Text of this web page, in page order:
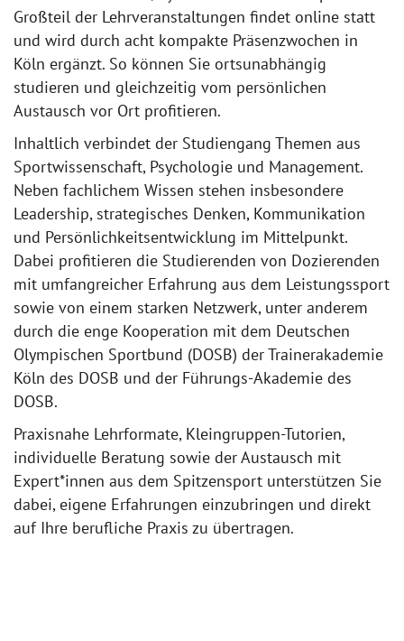
Großteil der Lehrveranstaltungen findet online statt
und wird durch acht kompakte Präsenzwochen in
Köln ergänzt. So können Sie ortsunabhängig
studieren und gleichzeitig vom persönlichen
Austausch vor Ort profitieren.
Inhaltlich verbindet der Studiengang Themen aus
Sportwissenschaft, Psychologie und Management.
Neben fachlichem Wissen stehen insbesondere
Leadership, strategisches Denken, Kommunikation
und Persönlichkeitsentwicklung im Mittelpunkt.
Dabei profitieren die Studierenden von Dozierenden
mit umfangreicher Erfahrung aus dem Leistungssport
sowie von einem starken Netzwerk, unter anderem
durch die enge Kooperation mit dem Deutschen
Olympischen Sportbund (DOSB) der Trainerakademie
Köln des DOSB und der Führungs-Akademie des
DOSB.
Praxisnahe Lehrformate, Kleingruppen-Tutorien,
individuelle Beratung sowie der Austausch mit
Expert*innen aus dem Spitzensport unterstützen Sie
dabei, eigene Erfahrungen einzubringen und direkt
auf Ihre berufliche Praxis zu übertragen.